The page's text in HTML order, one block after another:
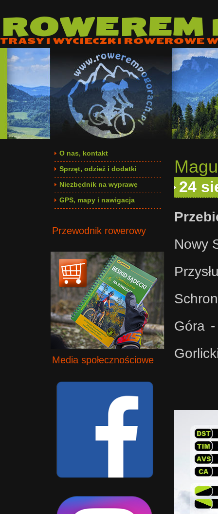
ROWEREM
TRASY I WYCIECZKI ROWEROWE
24
Nowy
Góra
O nas, kontakt
Sprzęt, odzież i dodatki
Niezbędnik na wyprawę
GPS, mapy i nawigacja
Przewodnik rowerowy
Media społecznościowe